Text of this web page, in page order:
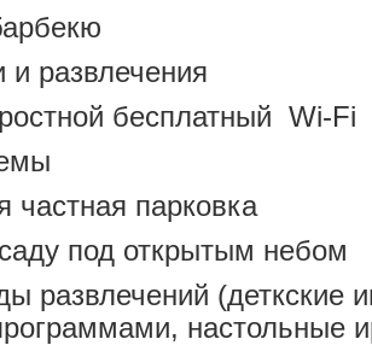
и развлечения
бесплатный Wi-Fi
частная парковка
под открытым небом
развлечений (деткские
настольные